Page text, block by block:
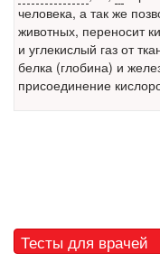
встрече с
Местная анестезия
человека, а так же
животных, переносит
и углекислый газ от
белка (глобина) и
присоединение
Тесты для врачей